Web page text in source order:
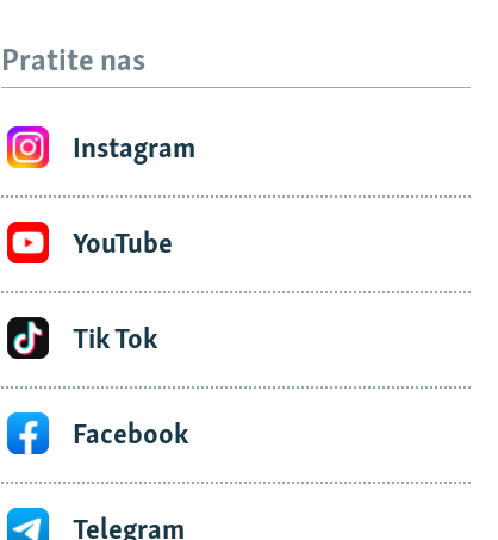
Pratite nas
Instagram
YouTube
Tik Tok
Facebook
Telegram